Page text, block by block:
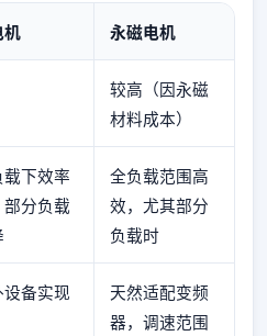
机 永磁电机
较高（因永磁
材料成本）
下效率
分负载
全负载范围高
效，尤其部分
负载时
备实现
天然适配变频
器，调速范围